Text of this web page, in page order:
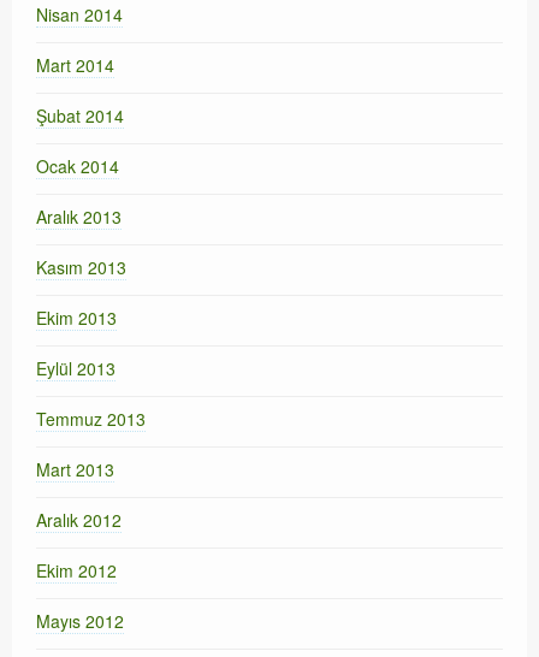
Nisan 2014
Mart 2014
Şubat 2014
Ocak 2014
Aralık 2013
Kasım 2013
Ekim 2013
Eylül 2013
Temmuz 2013
Mart 2013
Aralık 2012
Ekim 2012
Mayıs 2012